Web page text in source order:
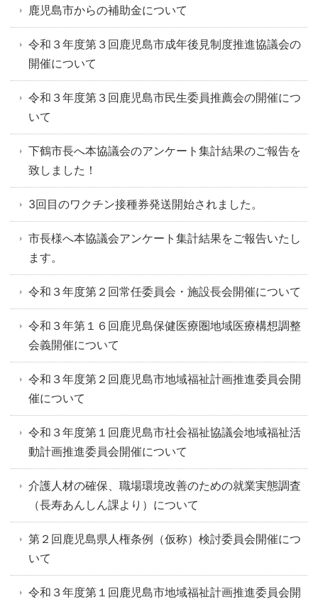
鹿児島市からの補助金について
令和３年度第３回鹿児島市成年後見制度推進協議会の
開催について
令和３年度第３回鹿児島市民生委員推薦会の開催につ
いて
下鶴市長へ本協議会のアンケート集計結果のご報告を
致しました！
3回目のワクチン接種券発送開始されました。
市長様へ本協議会アンケート集計結果をご報告いたし
ます。
令和３年度第２回常任委員会・施設長会開催について
令和３年第１６回鹿児島保健医療圏地域医療構想調整
会義開催について
令和３年度第２回鹿児島市地域福祉計画推進委員会開
催について
令和３年度第１回鹿児島市社会福祉協議会地域福祉活
動計画推進委員会開催について
介護人材の確保、職場環境改善のための就業実態調査
（長寿あんしん課より）について
第２回鹿児島県人権条例（仮称）検討委員会開催につ
いて
令和３年度第１回鹿児島市地域福祉計画推進委員会開